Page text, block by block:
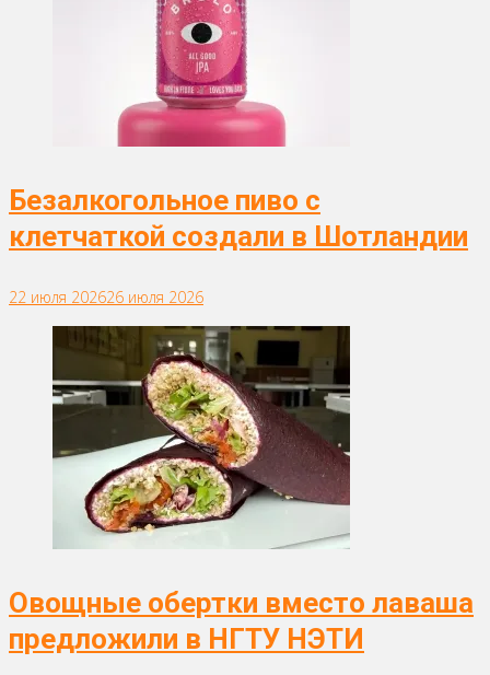
Безалкогольное пиво с
клетчаткой создали в Шотландии
22 июля 202626 июля 2026
Овощные обертки вместо лаваша
предложили в НГТУ НЭТИ